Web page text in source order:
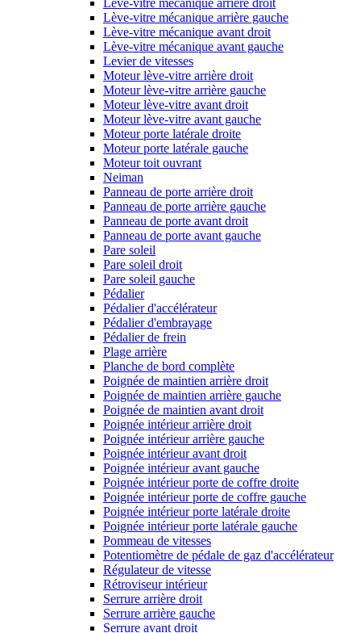
Lève-vitre mécanique arrière droit
Lève-vitre mécanique arrière gauche
Lève-vitre mécanique avant droit
Lève-vitre mécanique avant gauche
Levier de vitesses
Moteur lève-vitre arrière droit
Moteur lève-vitre arrière gauche
Moteur lève-vitre avant droit
Moteur lève-vitre avant gauche
Moteur porte latérale droite
Moteur porte latérale gauche
Moteur toit ouvrant
Neiman
Panneau de porte arrière droit
Panneau de porte arrière gauche
Panneau de porte avant droit
Panneau de porte avant gauche
Pare soleil
Pare soleil droit
Pare soleil gauche
Pédalier
Pédalier d'accélérateur
Pédalier d'embrayage
Pédalier de frein
Plage arrière
Planche de bord complète
Poignée de maintien arrière droit
Poignée de maintien arrière gauche
Poignée de maintien avant droit
Poignée intérieur arrière droit
Poignée intérieur arrière gauche
Poignée intérieur avant droit
Poignée intérieur avant gauche
Poignée intérieur porte de coffre droite
Poignée intérieur porte de coffre gauche
Poignée intérieur porte latérale droite
Poignée intérieur porte latérale gauche
Pommeau de vitesses
Potentiomètre de pédale de gaz d'accélérateur
Régulateur de vitesse
Rétroviseur intérieur
Serrure arrière droit
Serrure arrière gauche
Serrure avant droit